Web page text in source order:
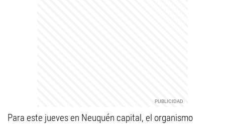
Para este jueves en Neuquén capital, el organismo